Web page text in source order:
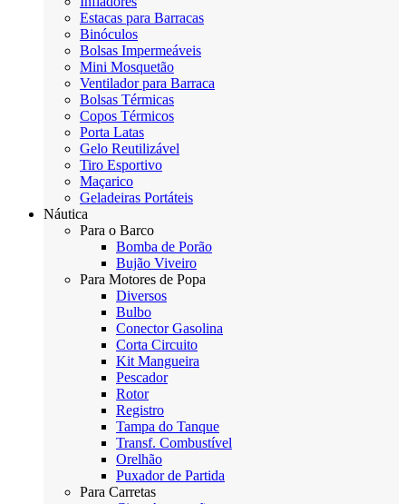
Estacas para Barracas
Binóculos
Bolsas Impermeáveis
Mini Mosquetão
Ventilador para Barraca
Bolsas Térmicas
Copos Térmicos
Porta Latas
Gelo Reutilizável
Tiro Esportivo
Maçarico
Geladeiras Portáteis
Náutica
Para o Barco
Bomba de Porão
Bujão Viveiro
Para Motores de Popa
Diversos
Bulbo
Conector Gasolina
Corta Circuito
Kit Mangueira
Pescador
Rotor
Registro
Tampa do Tanque
Transf. Combustível
Orelhão
Puxador de Partida
Para Carretas